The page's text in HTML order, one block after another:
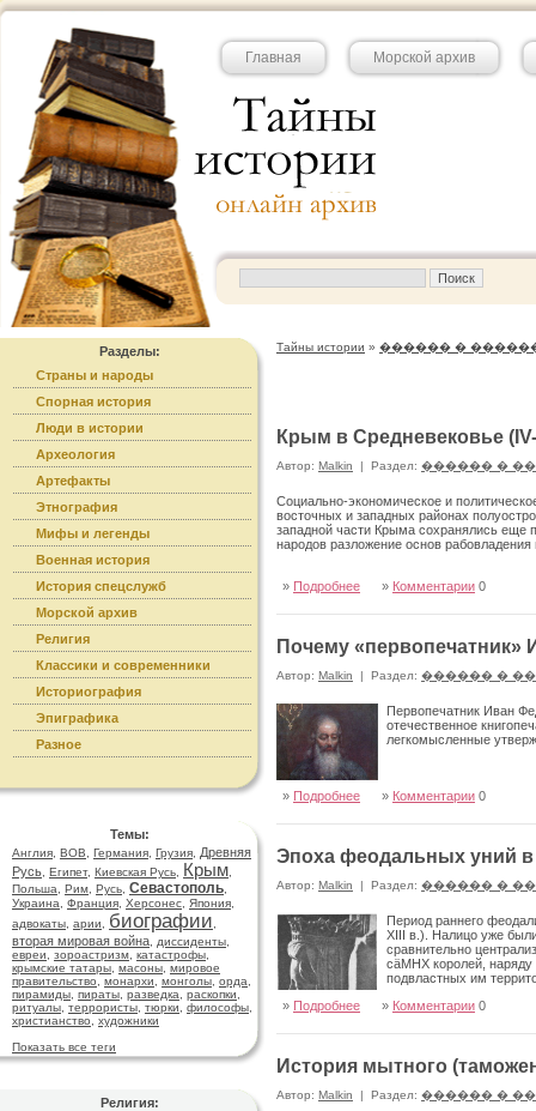
Главная Морской архив
Разделы:
Страны и народы
Спорная история
Люди в истории
Археология
Артефакты
Этнография
Мифы и легенды
Военная история
История спецслужб
Морской архив
Религия
Классики и современники
Историография
Эпиграфика
Разное
Темы:
Англия ВОВ Германия Грузия
Древняя
Русь Египет, Киевская Русь Крым
Польша
Рим Русь Севастополь
Украина
Франция Херсонес Япония
адвокаты арии биографии
вторая мировая война диссиденты
евреи
зороастризм катастрофы
крымские татары масоны мировое
правительство
монархи монголы орда
пирамиды пираты разведка раскопки
ритуалы террористы тюрки философы
христианство
художники
Показать все теги
Религия:
Тайны истории » ������ �
Крым в Средневековье
Автор: Malkin | Раздел: ������ �
Социально-экономическое и
восточных и западных районах
западной части Крыма сохранялись еще
народов разложение основ
» Подробнее » Комментарии 0
Почему
Автор: Malkin | Раздел: ������ �
Первопечатник Иван
отечественное
легкомысленные
» Подробнее » Комментарии 0
Эпоха феодальных уний в
Автор: Malkin | Раздел: ������ �
Период раннего
XIII в.). Налицо уже
сравнительно
cäMHX королей,
подвластных им
» Подробнее » Комментарии 0
История мытного
Автор: Malkin | Раздел: ������ �